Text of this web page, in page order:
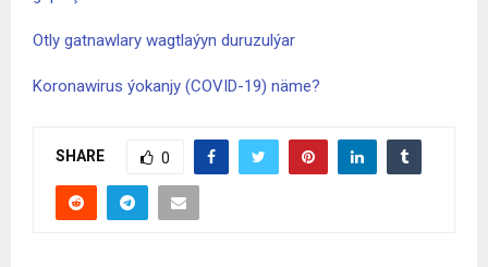
Otly gatnawlary wagtlaýyn duruzulýar
Koronawirus ýokanjy (COVID-19) näme?
SHARE 0